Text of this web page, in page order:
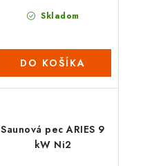
Skladom
DO KOŠÍKA
Saunová pec ARIES 9
kW Ni2